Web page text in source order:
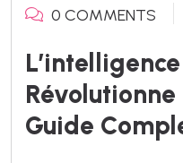
0 COMMENTS
Guide